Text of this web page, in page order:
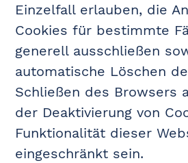
Einzelfall erlauben, die
Cookies für bestimmte
generell ausschließen
automatische Löschen
Schließen des Browsers
der Deaktivierung von
Funktionalität dieser
eingeschränkt sein.